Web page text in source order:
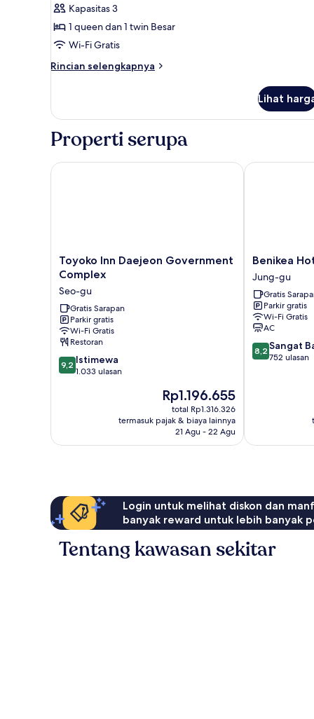
Kapasitas 3
1 queen dan 1 twin Besar
Wi-Fi Gratis
Rincian selengkapnya
Rincian
Suite
Lihat
Properti serupa
Toyoko
Inn
Daejeon
Government
Complex
Seo-
gu
Toyoko Inn Daejeon Government
Complex
Seo-gu
Gratis Sarapan
Parkir gratis
Wi-Fi Gratis
Restoran
9.2
dari
9,2 Istimewa
1.033 ulasan
Harga
sekarang
Rp1.196.655
Rp1.196.655
total Rp1.316.326
termasuk pajak & biaya lainnya
21 Agu - 22 Agu
Toyoko Inn Daejeon Government Complex
Benikea
Hotel
Daelim
Jung-
gu
Benikea
Jung-gu
Gratis
Parkir gratis
Wi-Fi Gratis
AC
8.2
dari
8,2 Sangat
752 ulasan
Benikea Hotel
Login untuk melihat diskon dan
banyak reward untuk lebih banyak
Tentang kawasan sekitar